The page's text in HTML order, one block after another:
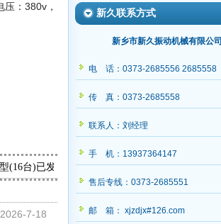
：380v，
(16台)已发出，请王经理查收
2026-7-18
新久联系方式
新乡市新久振动机械有限公司
电 话：0373-2685556 2685558
传 真：0373-2685558
联系人：刘经理
手 机：13937364147
售后专线：0373-2685551
邮 箱： xjzdjx#126.com